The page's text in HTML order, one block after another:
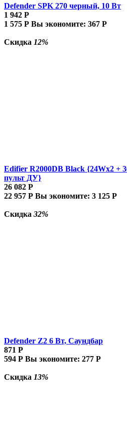
Defender SPK 270 черный, 10 Вт
1 942 Р
1 575 Р Вы экономите: 367 Р
Скидка 12%
Edifier R2000DB Black {24Wx2 +
пульт ДУ}
26 082 Р
22 957 Р Вы экономите: 3 125 Р
Скидка 32%
Defender Z2 6 Вт, Саундбар
871 Р
594 Р Вы экономите: 277 Р
Скидка 13%